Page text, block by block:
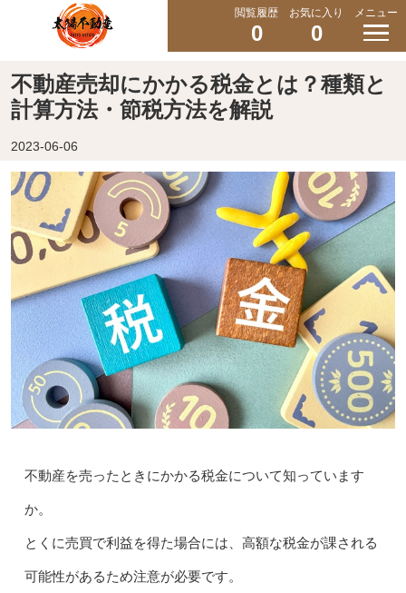
閲覧履歴
0
お気に入り
0
メニュー
不動産売却にかかる税金とは？種類と
計算方法・節税方法を解説
2023-06-06
不動産を売ったときにかかる税金について知っています
か。
とくに売買で利益を得た場合には、高額な税金が課される
可能性があるため注意が必要です。